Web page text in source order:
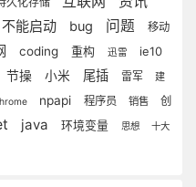
不能启动 bug 问题
移动
coding 重构 迅雷 ie10
节操 小米 尾插 雷军
建
npapi 程序员 销售
创
java 环境变量 思想 十大